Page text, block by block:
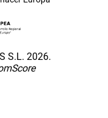
S.L. 2026.